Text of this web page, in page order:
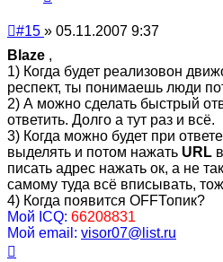
Непрочитанное
#15 » 05.11.2007 9:37
Blaze ,
1) Когда будет реализовон
респект, ты понимаешь люди
2) А можно сделать быстрый
ответить. Долго а тут раз и всё.
3) Когда можно будет при
выделять и потом нажать URL
писать адрес нажать ок, а не
самому туда всё вписывать,
4) Когда появится OFFТопик?
Мой ICQ: 66208831
Мой email: visor07@list.ru